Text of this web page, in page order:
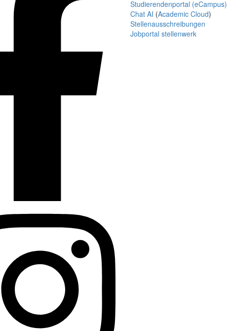
Studierendenportal (eCampus)
Chat AI (Academic Cloud)
Stellenausschreibungen
Jobportal stellenwerk